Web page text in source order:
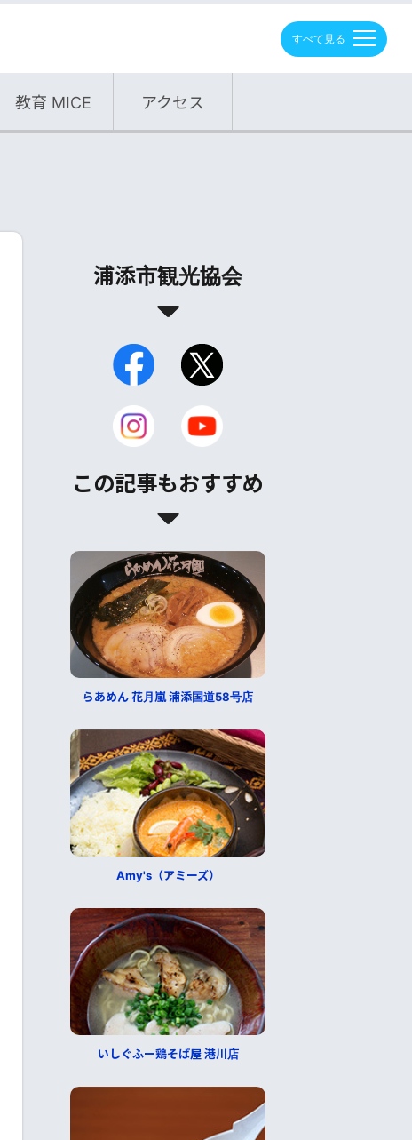
教育 MICE アクセス
E
N
浦添市観光協会
この記事もおすすめ
らあめん 花月嵐 浦添国道58号店
Amy's（アミーズ）
いしぐふー鶏そば屋 港川店